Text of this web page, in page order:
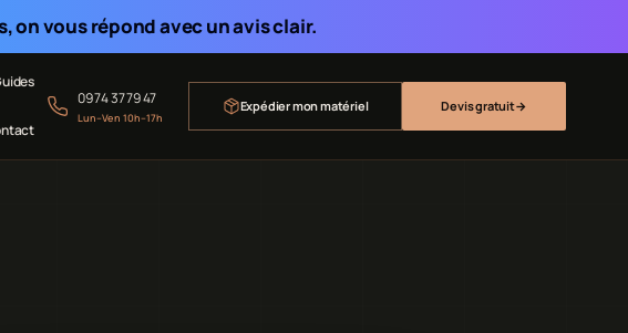
on vous répond avec un avis clair.
09 74 37 79 47
Lun–Ven 10h–17h
Expédier mon matériel Devis gratuit→